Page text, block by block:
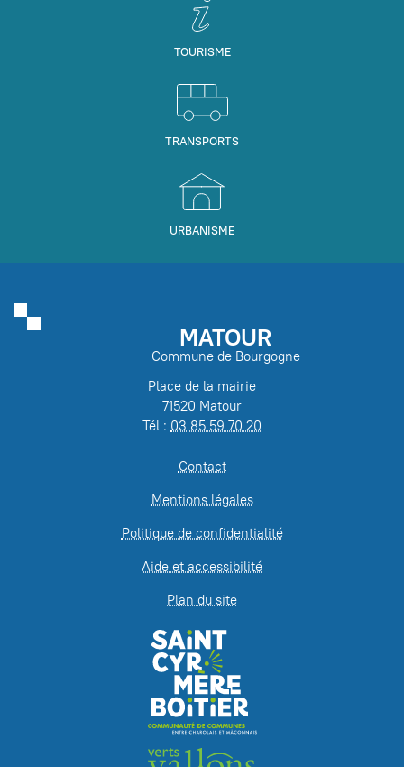
TOURISME
TRANSPORTS
URBANISME
MATOUR
Commune de Bourgogne
Place de la mairie
71520 Matour
Tél : 03 85 59 70 20
Contact
Mentions légales
Politique de confidentialité
Aide et accessibilité
Plan du site